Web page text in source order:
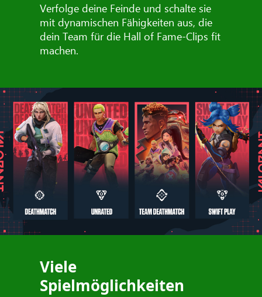
Verfolge deine Feinde und schalte sie
mit dynamischen Fähigkeiten aus, die
dein Team für die Hall of Fame-Clips fit
machen.
Viele
Spielmöglichkeiten